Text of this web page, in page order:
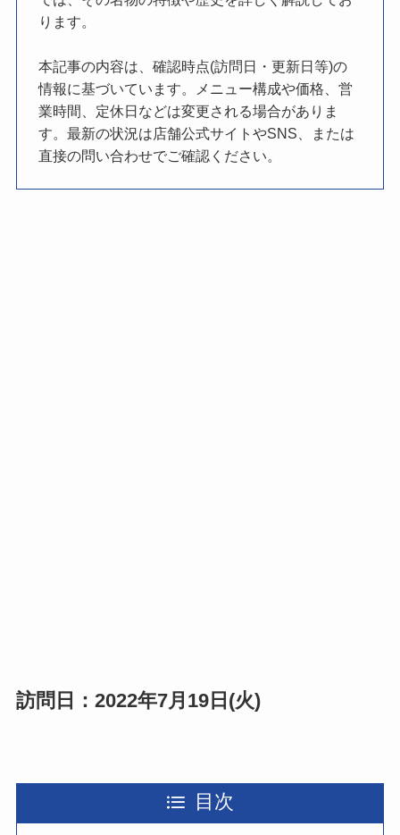
ります。
本記事の内容は、確認時点(訪問日・更新日等)の
情報に基づいています。メニュー構成や価格、営
業時間、定休日などは変更される場合がありま
す。最新の状況は店舗公式サイトやSNS、または
直接の問い合わせでご確認ください。
訪問日：2022年7月19日(火)
目次